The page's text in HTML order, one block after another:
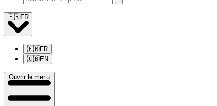
🇫🇷FR
🇫🇷FR
🇬🇧EN
Ouvrir le menu